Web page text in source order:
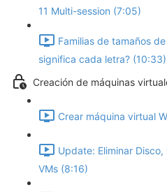
11 Multi-session (7:05)
Familias de tamaños
significa cada letra? (10:33)
Creación de máquinas
Crear máquina virtual
Update: Eliminar
VMs (8:16)